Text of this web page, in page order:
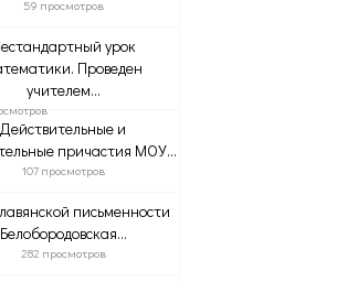
59 просмотров
урок
Проведен
учителем...
Действительные и
причастия МОУ...
107 просмотров
письменности
Белобородовская...
282 просмотров